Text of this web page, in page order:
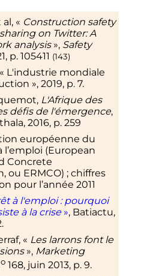
al, « Construction safety
on Twitter: A
analysis », Safety
, p. 105411 (143)
L'industrie mondiale
», 2019, p. 7.
L'Afrique des
défis de l'émergence,
2016, p. 259
européenne du
l’emploi (European
Concrete
ou ERMCO) ; chiffres
pour l’année 2011
à l'emploi : pourquoi
à la crise », Batiactu,
.
« Les larrons font le
», Marketing
o 168, juin 2013, p. 9.